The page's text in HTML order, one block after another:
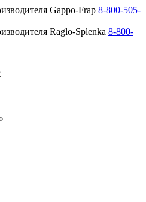
Gappo-Frap 8-800-505-
Raglo-Splenka 8-800-